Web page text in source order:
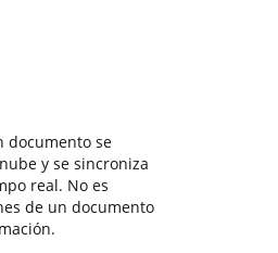
documento se
y se sincroniza
real. No es
de un documento